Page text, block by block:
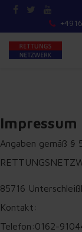
Impressum
Angaben gemäß §
85716
Kontakt:
Telefon:0162-